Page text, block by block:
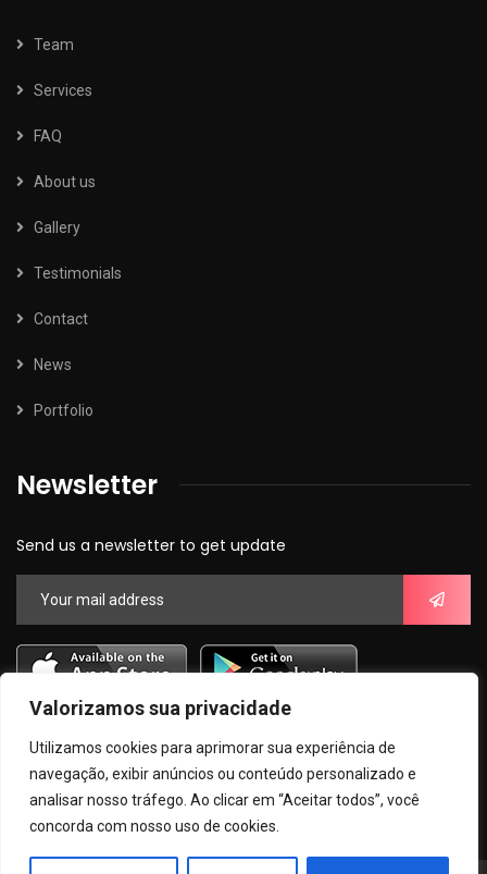
Valorizamos sua privacidade
Utilizamos cookies para aprimorar sua experiência de
navegação, exibir anúncios ou conteúdo personalizado e
analisar nosso tráfego. Ao clicar em “Aceitar todos”, você
concorda com nosso uso de cookies.
Team
Services
FAQ
About us
Gallery
Testimonials
Contact
News
Portfolio
Newsletter
Send us a newsletter to get update